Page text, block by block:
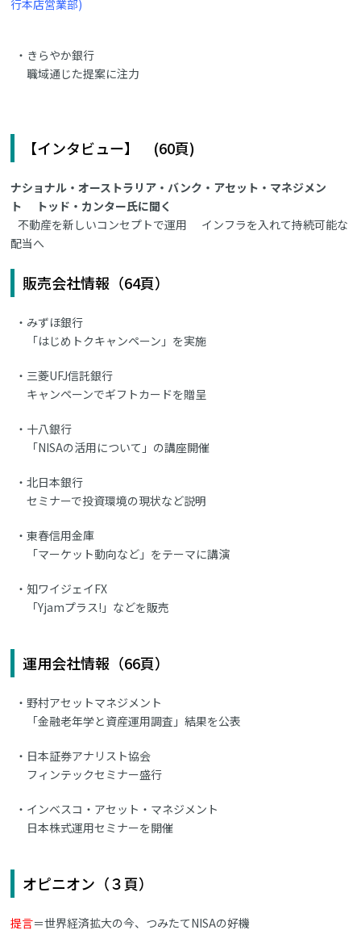
行本店営業部)
きらやか銀行
職域通じた提案に注力
【インタビュー】 (60頁)
ナショナル・オーストラリア・バンク・アセット・マネジメン
ト トッド・カンター氏に聞く
不動産を新しいコンセプトで運用 インフラを入れて持続可能な
配当へ
販売会社情報（64頁）
みずほ銀行
「はじめトクキャンペーン」を実施
三菱UFJ信託銀行
キャンペーンでギフトカードを贈呈
十八銀行
「NISAの活用について」の講座開催
北日本銀行
セミナーで投資環境の現状など説明
東春信用金庫
「マーケット動向など」をテーマに講演
知ワイジェイFX
「Yjamプラス!」などを販売
運用会社情報（66頁）
野村アセットマネジメント
「金融老年学と資産運用調査」結果を公表
日本証券アナリスト協会
フィンテックセミナー盛行
インベスコ・アセット・マネジメント
日本株式運用セミナーを開催
オピニオン（３頁）
提言＝世界経済拡大の今、つみたてNISAの好機